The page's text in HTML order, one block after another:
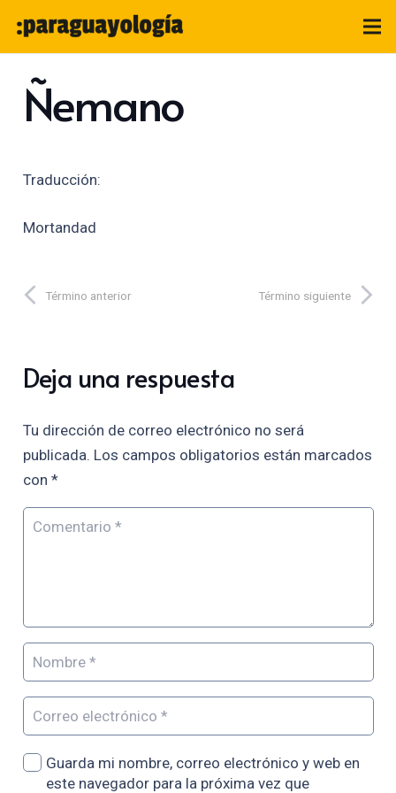
Ñemano
Traducción:
Mortandad
Término anterior Término siguiente
Deja una respuesta
Tu dirección de correo electrónico no será
publicada. Los campos obligatorios están marcados
con *
Guarda mi nombre, correo electrónico y web en
este navegador para la próxima vez que